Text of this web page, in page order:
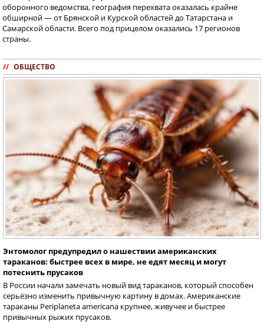
оборонного ведомства, география перехвата оказалась крайне
обширной — от Брянской и Курской областей до Татарстана и
Самарской области. Всего под прицелом оказались 17 регионов
страны.
// ОБЩЕСТВО
Энтомолог предупредил о нашествии американских
тараканов: быстрее всех в мире, не едят месяц и могут
потеснить прусаков
В России начали замечать новый вид тараканов, который способен
серьёзно изменить привычную картину в домах. Американские
тараканы Periplaneta americana крупнее, живучее и быстрее
привычных рыжих прусаков.